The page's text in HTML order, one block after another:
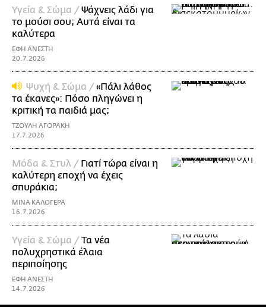
Υγεία & Σώμα /Ψάχνεις λάδι για
τo μούσι σου; Αυτά είναι τα
καλύτερα
ΕΦΗ ΑΝΕΣΤΗ
20.7.2026
Ψυχή & Σώμα /«Πάλι λάθος
τα έκανες»: Πόσο πληγώνει η
κριτική τα παιδιά μας;
ΤΖΟΥΛΗ ΑΓΟΡΑΚΗ
17.7.2026
Μόδα & Στυλ / Γιατί τώρα είναι η
καλύτερη εποχή να έχεις
σπυράκια;
ΜΙΝΑ ΚΑΛΟΓΕΡΑ
16.7.2026
Υγεία & Σώμα /Τα νέα
πολυχρηστικά έλαια
περιποίησης
ΕΦΗ ΑΝΕΣΤΗ
14.7.2026